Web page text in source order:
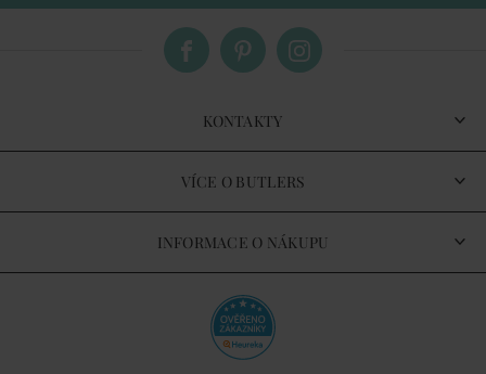
KONTAKTY
VÍCE O BUTLERS
INFORMACE O NÁKUPU